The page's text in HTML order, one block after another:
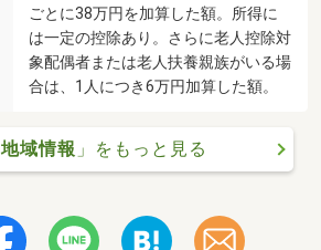
ごとに38万円を加算した額。所得に
は一定の控除あり。さらに老人控除対
象配偶者または老人扶養親族がいる場
合は、1人につき6万円加算した額。
地域情報 」をもっと見る